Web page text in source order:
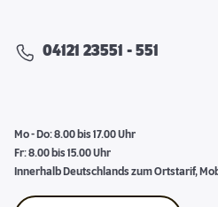
04121 23551 - 551
Mo - Do: 8.00 bis 17.00 Uhr
Fr: 8.00 bis 15.00 Uhr
Innerhalb Deutschlands zum Ortstarif,